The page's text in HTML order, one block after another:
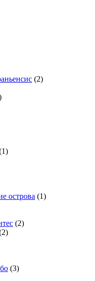
(2)
острова (1)
(2)
(3)